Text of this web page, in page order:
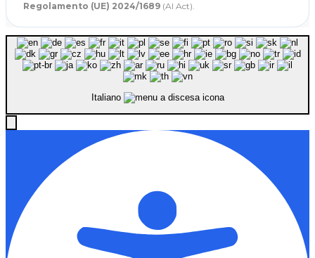
Regolamento (UE) 2024/1689 (AI Act).
Italiano